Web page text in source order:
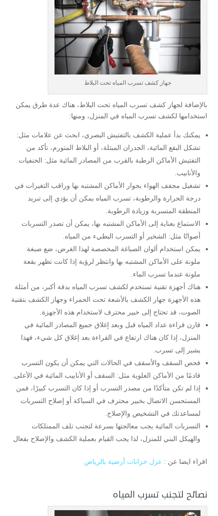
جهاز كشف تسرب المياه تحت البلاط
بالإضافة لجهاز كشف تسرب المياه تحت البلاط، هناك عدة طرق يمكن
استخدامها لكشف تسرب المياه في المنزل، ومنها:
يمكنك بدأ عملية الكشف بالتفتيش البصري، ابحث عن علامات مثل:
تشكل البقع المائية، الجدران المبتلة، أو البلاط المتورم، تأكد من
التفتيش الأماكن الرطبة بالقرب من المصادر المائية مثل: الحنفيات
والأنابيب.
تشغيل مجفف الهواء بجوار الأماكن المشتبه بها وراقب التغيرات في
درجة الحرارة والرطوبة، تسرب المياه يمكن أن يؤدي إلى تبريد
المنطقة المتسربة وزيادة الرطوبة.
الاستماع بعناية إلى الأماكن المشتبه بها، يمكن أن تصدر التسربات
أصواتًا مثل: الشخير أو التسرب البطيء من المياه.
يمكن استخدام ألوان الصباغة المخصصة لهذا الغرض، ضع صبغة
ملونة على الأماكن المشتبه بها وانتظر لرؤية إذا كانت تظهر بقعة
ملونة عندما تسرب الماء.
هناك أجهزة تقنية تستخدم لكشف تسرب المياه بدقة أكبر، من أمثلة
هذه الأجهزة جهاز الكشف بالأشعة تحت الحمراء وجهاز الكشف بتقنية
الصوت، قد تحتاج إلى خبير محترف لاستخدام هذه الأجهزة.
قارن قراءة عداد المياه قبل وبعد إغلاق جميع المصادر المائية في
المنزل، إذا كان هناك ارتفاع في القراءة بعد إغلاق كل شيء، فهذا
يشير إلى تسرب.
فحص السقف والأسقف في الحالات التي يمكن أن يكون التسرب
قادمًا من الأماكن العلوية مثل: السقف أو الأنابيب المائية في الأعلى.
إذا لم تكن متأكدًا من مصدر التسرب أو إذا كان التسرب كبيرًا، فمن
المستحسن الاتصال بخبير محترف في السباكة أو إصلاح التسربات
لمساعدتك في التشخيص والإصلاح.
التسربات المائية يجب معالجتها بسرعة لتجنب تلف الممتلكات
والهيكل البني للمنزل، لذا يجب القيام بعملية الكشف والإصلاح بفعال
اقراء ايضا عن : عزل خزانات أرضية بالرياض
نصائح لتجنب تسرب المياه